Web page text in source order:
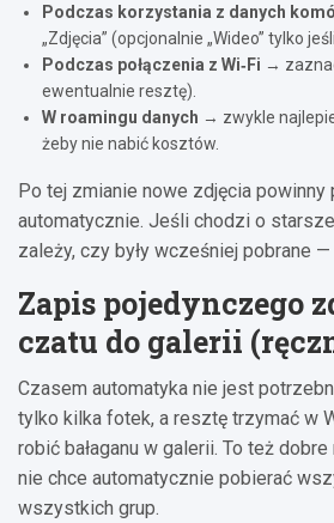
Podczas korzystania z danych
„Zdjęcia” (opcjonalnie „Wideo” tylko
Podczas połączenia z Wi‑Fi →
ewentualnie resztę).
W roamingu danych → zwykle
żeby nie nabić kosztów.
Po tej zmianie nowe zdjęcia
automatycznie. Jeśli chodzi o
zależy, czy były wcześniej pobrane
Zapis pojedynczego
czatu do galerii
Czasem automatyka nie jest
tylko kilka fotek, a resztę trzymać w
robić bałaganu w galerii. To też
nie chce automatycznie pobierać
wszystkich grup.